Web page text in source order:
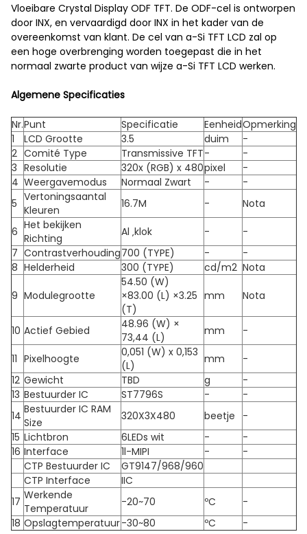
Vloeibare Crystal Display ODF TFT. De ODF-cel is ontworpen
door INX, en vervaardigd door INX in het kader van de
overeenkomst van klant. De cel van a-Si TFT LCD zal op
een hoge overbrenging worden toegepast die in het
normaal zwarte product van wijze a-Si TFT LCD werken.
Algemene Specificaties
Nr.Punt Specificatie EenheidOpmerking
1
LCD Grootte 3.5 duim
-
2 Comité Type Transmissive TFT-
-
3 Resolutie 320x (RGB) x 480pixel
-
4 Weergavemodus Normaal Zwart -
-
5 Vertoningsaantal
Kleuren
16.7M - Nota
6 Het bekijken
Richting
Al ‚klok -
-
7 Contrastverhouding700 (TYPE) -
-
8 Helderheid 300 (TYPE) cd/m2 Nota
9 Modulegrootte
54.50 (W)
×83.00 (L) ×3.25
(T)
mm Nota
10 Actief Gebied
48.96 (W) ×
73,44 (L)
mm -
11 Pixelhoogte
0,051 (W) x 0,153
(L)
mm
-
12 Gewicht TBD g
-
13 Bestuurder IC ST7796S -
-
14 Bestuurder IC RAM
Size
320X3X480 beetje
-
15 Lichtbron 6LEDs wit -
-
16 Interface 1l-MIPI -
-
CTP Bestuurder IC
GT9147/968/960
CTP Interface
IIC
17 Werkende
Temperatuur
-20~70 ºC
-
18 Opslagtemperatuur-30~80 ºC -